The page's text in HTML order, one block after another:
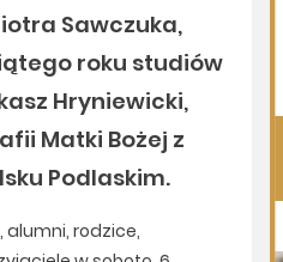
45-latka
więcej
wszystkie artykuły